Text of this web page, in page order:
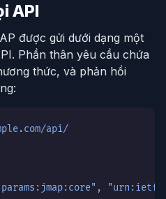
API
được gửi dưới dạng một
Phần thân yêu cầu chứa
thức, và phản hồi
api/